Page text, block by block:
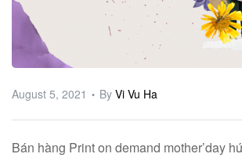
August 5, 2021 By Vi Vu Ha
Bán hàng Print on demand mother’day